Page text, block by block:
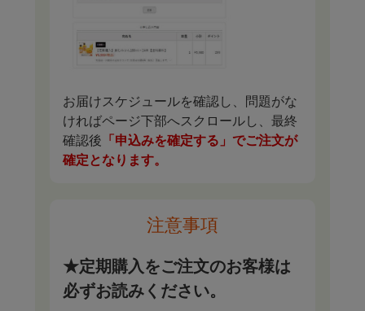
お届けスケジュールを確認し、問題がな
ければページ下部へスクロールし、最終
確認後 「申込みを確定する」でご注文が
確定となります。
注意事項
★定期購入をご注文のお客様は
必ずお読みください。